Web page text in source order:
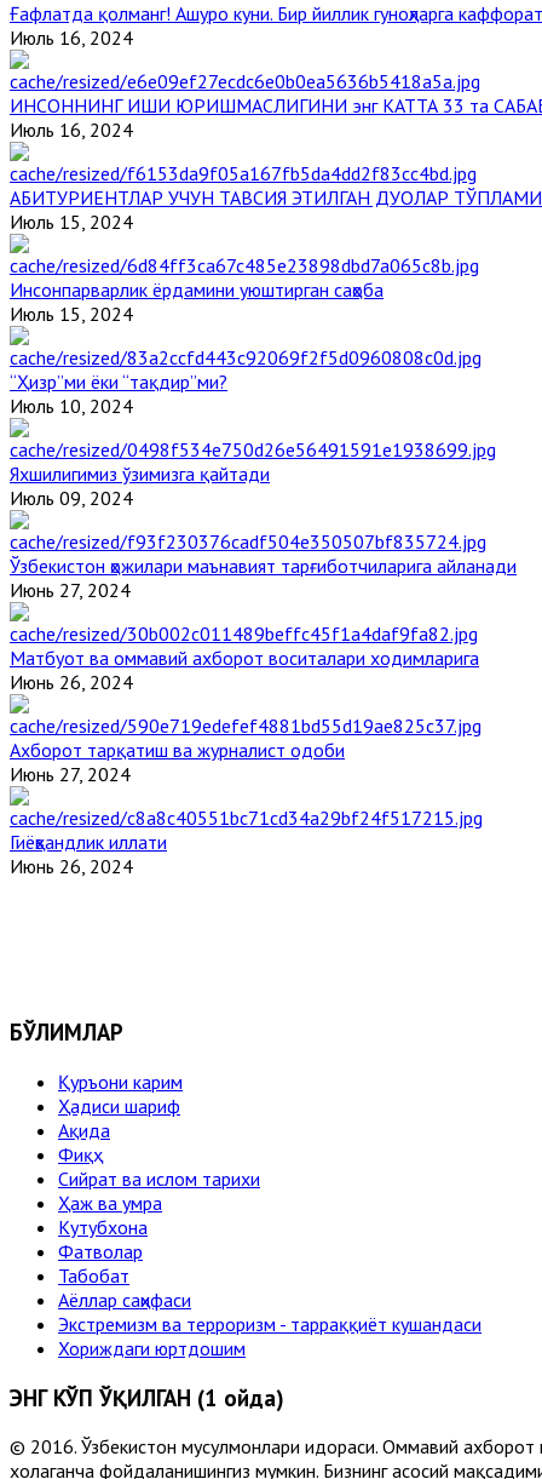
Ғафлатда қолманг! Ашуро куни. Бир йиллик гуноҳларга
Июль 16, 2024
ИНСОННИНГ ИШИ ЮРИШМАСЛИГИНИ энг КАТТА 33 та
Июль 16, 2024
АБИТУРИЕНТЛАР УЧУН ТАВСИЯ ЭТИЛГАН ДУОЛАР ТЎПЛАМИ
Июль 15, 2024
Инсонпарварлик ёрдамини уюштирган саҳоба
Июль 15, 2024
“Ҳизр”ми ёки “тақдир”ми?
Июль 10, 2024
Яхшилигимиз ўзимизга қайтади
Июль 09, 2024
Ўзбекистон ҳожилари маънавият тарғиботчиларига айланади
Июнь 27, 2024
Матбуот ва оммавий ахборот воситалари ходимларига
Июнь 26, 2024
Ахборот тарқатиш ва журналист одоби
Июнь 27, 2024
Гиёҳвандлик иллати
Июнь 26, 2024
БЎЛИМЛАР
Қуръони карим
Ҳадиси шариф
Ақида
Фиқҳ
Сийрат ва ислом тарихи
Ҳаж ва умра
Кутубхона
Фатволар
Табобат
Аёллар саҳифаси
Экстремизм ва терроризм - тарраққиёт кушандаси
Хориждаги юртдошим
ЭНГ КЎП ЎҚИЛГАН (1 ойда)
© 2016. Ўзбекистон мусулмонлари идораси. Оммавий ахборот
хоҳлаганча фойдаланишингиз мумкин. Бизнинг асосий